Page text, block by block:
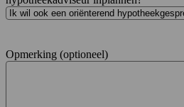
Opmerking (optioneel)